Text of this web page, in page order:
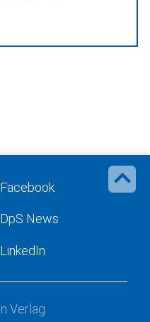
Facebook
DpS News
LinkedIn